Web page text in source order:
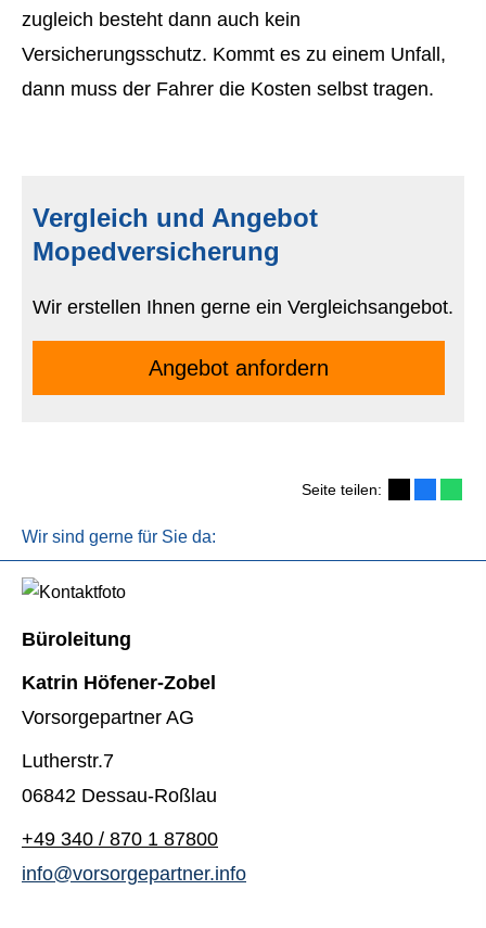
zugleich besteht dann auch kein
Versicherungsschutz. Kommt es zu einem Unfall,
dann muss der Fahrer die Kosten selbst tragen.
Vergleich und Angebot
Mopedversicherung
Wir erstellen Ihnen gerne ein Vergleichsangebot.
An­ge­bot an­for­dern
Seite teilen:
Wir sind gerne für Sie da:
Büroleitung
Katrin Höfener-Zobel
Vorsorgepartner AG
Lutherstr.7
06842 Dessau-Roßlau
+49 340 / 870 1 87800
info@vorsorgepartner.info